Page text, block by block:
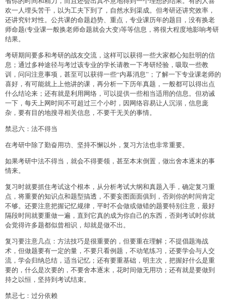
欢一人埋头苦干，以为工夫下到了，自然水到渠成。但考研还讲究效率，
还讲究针对性。公共课的命题趋势、重点，专业课历年的题目，没有换老
师命题(专业课一般换老师命题就会大变)等等信息，将很大程度地影响考研
结果。
考研期间要多和考研的战友交流，这样可以获得一些大家都心知肚明的信
息；通过多种途径与考过该专业的学长请教一下考研经验，吸取一些教
训，问问注意事项，甚至可以获得一些“内幕消息”；了解一下专业课老师的
喜好，有可能就上上他讲的课，再分析一下历年真题，一般都可以得出点
什么结论来；还有就是利用网络，可以提供一些相当适用的信息。但劝诫
一下，每天上网时间不可超过三个小时，因网络容易让人沉溺，信息庞
杂，要有目的地搜寻相关信息，不要干无关的事情。
禁忌六：法不得当
在考研中除了勤奋用功、坚持不懈以外，复习方法也非常重要。
如果考研中法不得当，就会不得要领，甚至本末倒置，做出舍本逐末的事
情来。
复习时就要抓住考试这个根本，从分析考试大纲和真题入手，确定复习重
点，将重要的知识点和题型搞透，不要妄图面面俱到，否则你的时间肯定
不够。还要注意把握记忆规律，平时不会做或做错的题要特别注意，最好
隔段时间就要重做一遍，直到它真的成为你自己的东西，否则考试时你就
会觉得许多题都似曾相识，却就是做不出。
复习要注意几点：方法技巧是很重要的，但要重在理解；不提倡题海战
术，但做题要有一定的量，不要只看例题，不动笔练习，还要学会与人交
流，学会归纳总结，适当记忆；还有要重基础，明主次，把握好什么是重
要的，什么是次要的，不要舍本逐末，花时间做无用功；还有就是要做到
持之以恒，坚持到考试结束。
禁忌七：过分依赖